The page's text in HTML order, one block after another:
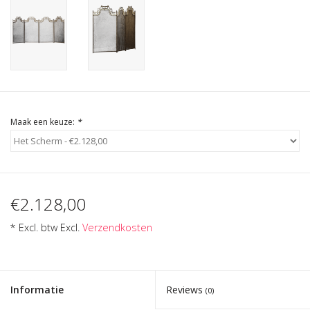
Maak een keuze: *
€2.128,00
* Excl. btw Excl. Verzendkosten
Informatie Reviews (0)